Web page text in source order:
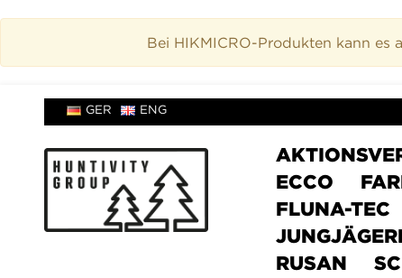
Bei HIKMICRO-Produkten kann es
GER ENG
ECCO
FLUNA-TEC
RUSAN